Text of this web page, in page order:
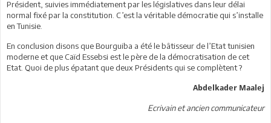
Président, suivies immédiatement par les législatives dans leur délai
normal fixé par la constitution. C’est la véritable démocratie qui s’installe
en Tunisie.
En conclusion disons que Bourguiba a été le bâtisseur de l’Etat tunisien
moderne et que Caïd Essebsi est le père de la démocratisation de cet
Etat. Quoi de plus épatant que deux Présidents qui se complètent ?
Abdelkader Maalej
Ecrivain et ancien communicateur